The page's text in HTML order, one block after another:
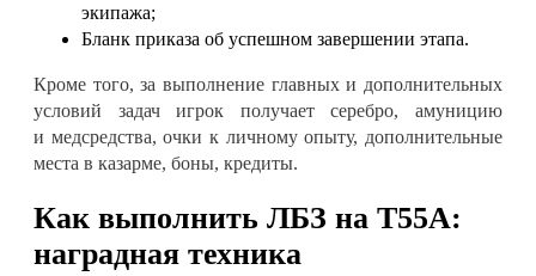
экипажа;
Бланк приказа об успешном завершении этапа.
Кроме того, за выполнение главных и дополнительных
условий задач игрок получает серебро, амуницию
и медсредства, очки к личному опыту, дополнительные
места в казарме, боны, кредиты.
Как выполнить ЛБЗ на T55A:
наградная техника